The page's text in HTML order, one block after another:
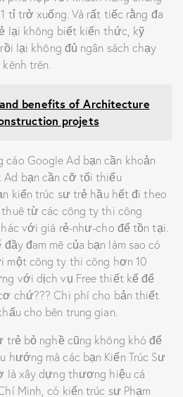
tỉ trở xuống. Và rất tiếc rằng đa
lại không biết kiến thức, kỹ
lại không đủ ngân sách chạy
trên.
benefits of Architecture
projets
Google Ad bạn cần khoản
Ad bạn cần cỡ tối thiểu
kiến trúc sư trẻ hầu hết đi theo
từ các công ty thi công
với giá rẻ-như-cho để tồn tại.
đam mê của bạn làm sao có
công ty thi công hơn 10
với dịch vụ Free thiết kế để
chứ??? Chi phí cho bản thiết
cho bên trung gian.
trẻ bỏ nghề cũng không khó để
hướng mà các bạn Kiến Trúc Sư
là xây dựng thương hiệu cá
Minh, có kiến trúc sư Phạm